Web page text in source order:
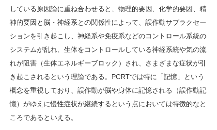
している原因論に重ね合わせると、物理的要因、化学的要因、精
神的要因と脳・神経系との関係性によって、誤作動サブラクセー
ションを引き起こし、神経系や免疫系などのコントロール系統の
システムが乱れ、生体をコントロールしている神経系統や気の流
れが阻害（生体エネルギーブロック）され、さまざまな症状が引
き起こされるという理論である。PCRTでは特に「記憶」という
概念を重視しており、誤作動が脳や身体に記憶される（誤作動記
憶）がゆえに慢性症状が継続するという点においては特徴的なと
ころであるといえる。